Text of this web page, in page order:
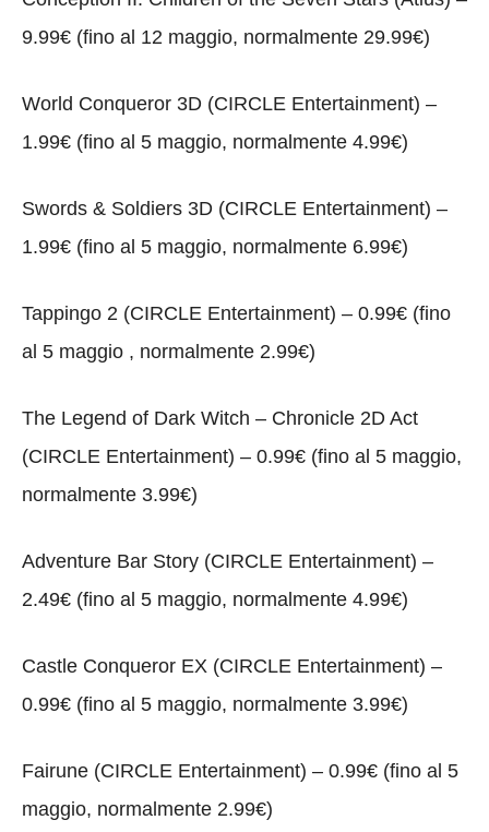
9.99€ (fino al 12 maggio, normalmente 29.99€)
World Conqueror 3D (CIRCLE Entertainment) –
1.99€ (fino al 5 maggio, normalmente 4.99€)
Swords & Soldiers 3D (CIRCLE Entertainment) –
1.99€ (fino al 5 maggio, normalmente 6.99€)
Tappingo 2 (CIRCLE Entertainment) – 0.99€ (fino
al 5 maggio , normalmente 2.99€)
The Legend of Dark Witch – Chronicle 2D Act
(CIRCLE Entertainment) – 0.99€ (fino al 5 maggio,
normalmente 3.99€)
Adventure Bar Story (CIRCLE Entertainment) –
2.49€ (fino al 5 maggio, normalmente 4.99€)
Castle Conqueror EX (CIRCLE Entertainment) –
0.99€ (fino al 5 maggio, normalmente 3.99€)
Fairune (CIRCLE Entertainment) – 0.99€ (fino al 5
maggio, normalmente 2.99€)